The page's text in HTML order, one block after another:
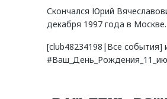
Скончался Юрий
декабря 1997 года в Москве.
[club48234198|Все события]